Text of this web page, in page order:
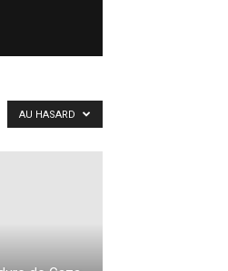
AU HASARD